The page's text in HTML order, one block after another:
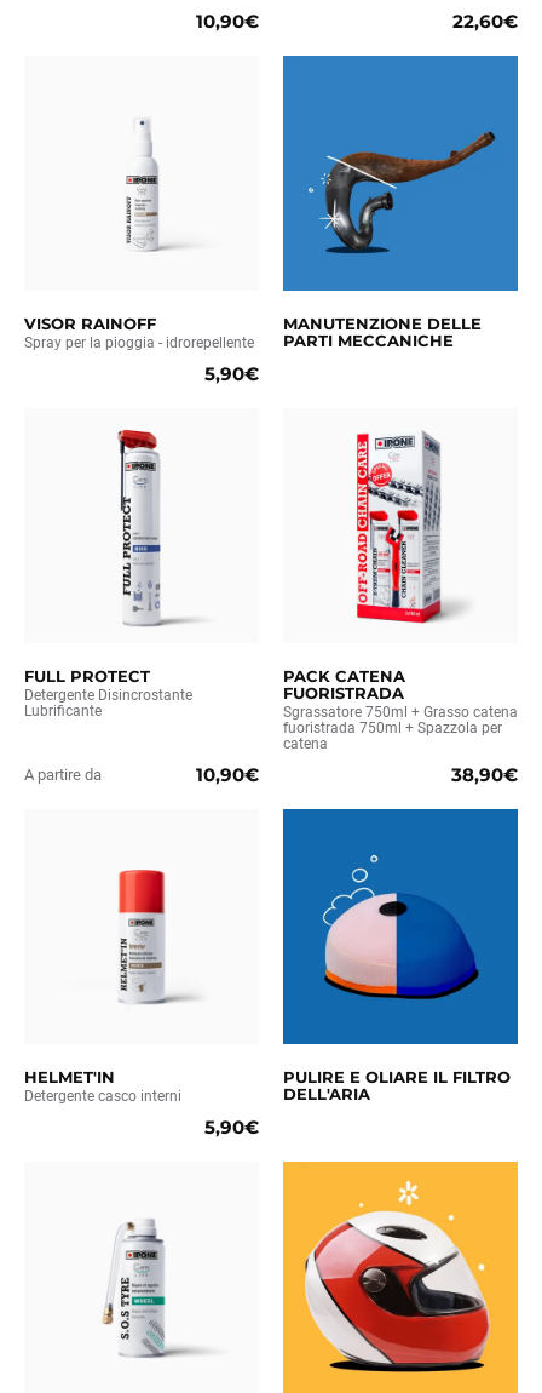
10,90€ 22,60€
VISOR RAINOFF
Spray per la pioggia - idrorepellente
5,90€
MANUTENZIONE DELLE
PARTI MECCANICHE
FULL PROTECT
Detergente Disincrostante
Lubrificante
A partire da 10,90€
PACK CATENA
FUORISTRADA
Sgrassatore 750ml + Grasso catena
fuoristrada 750ml + Spazzola per
catena
38,90€
HELMET'IN
Detergente casco interni
5,90€
PULIRE E OLIARE IL FILTRO
DELL'ARIA